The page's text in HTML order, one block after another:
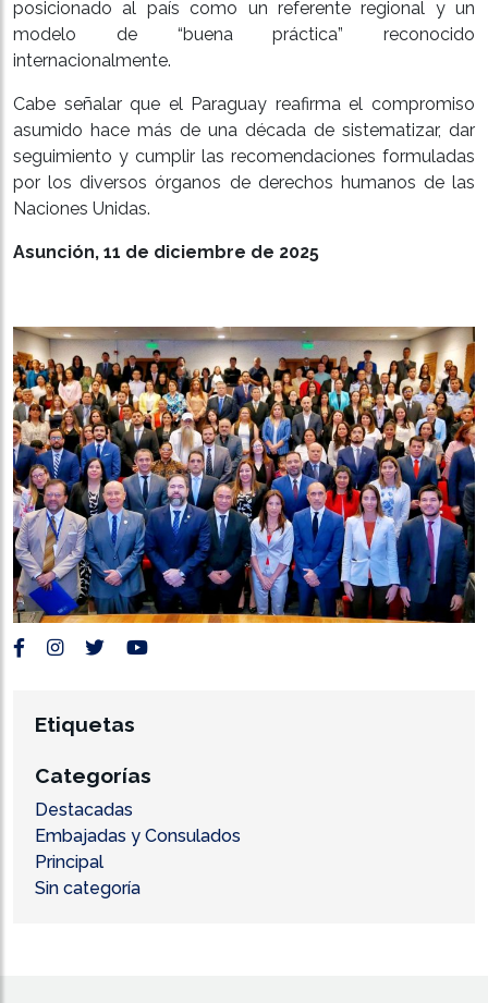
posicionado al país como un referente regional y un
modelo de “buena práctica” reconocido
internacionalmente.
Cabe señalar que el Paraguay reafirma el compromiso
asumido hace más de una década de sistematizar, dar
seguimiento y cumplir las recomendaciones formuladas
por los diversos órganos de derechos humanos de las
Naciones Unidas.
Asunción, 11 de diciembre de 2025
Etiquetas
Categorías
Destacadas
Embajadas y Consulados
Principal
Sin categoría